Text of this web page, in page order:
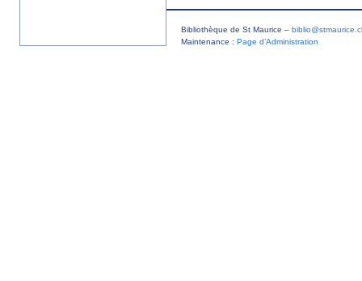
Bibliothèque de St Maurice –
Maintenance : Page d’Administration